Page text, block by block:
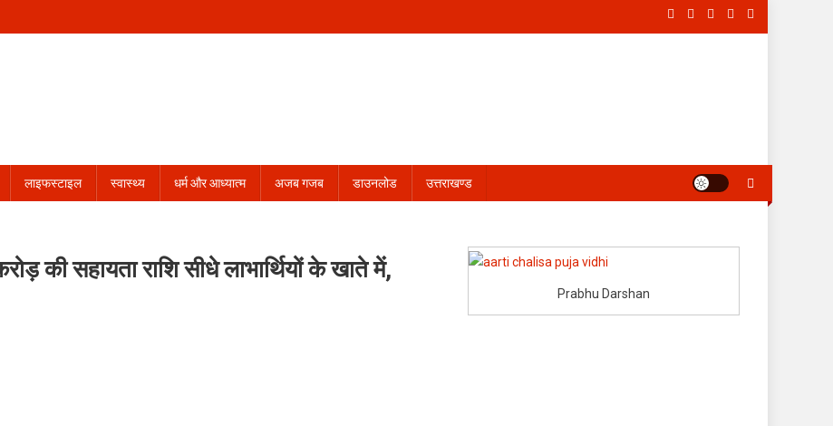
लाइफस्टाइल स्वास्थ्य धर्म और आध्यात्म अजब गजब डाउनलोड उत्तराखण्ड
की सहायता राशि सीधे लाभार्थियों के खाते में,
Prabhu Darshan